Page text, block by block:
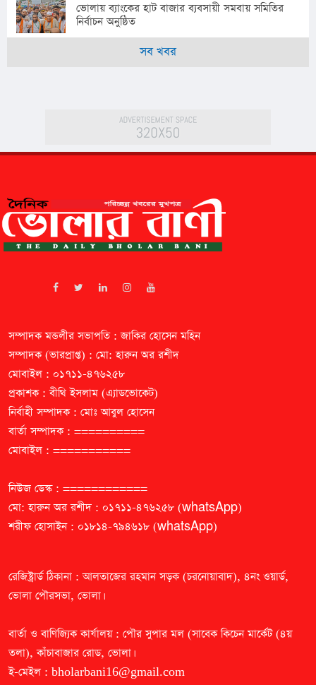
ভোলায় ব্যাংকের হাট বাজার ব্যবসায়ী সমবায় সমিতির
নির্বাচন অনুষ্ঠিত
সব খবর
সম্পাদক মন্ডলীর সভাপতি : জাকির হোসেন মহিন
সম্পাদক (ভারপ্রাপ্ত) : মো: হারুন অর রশীদ
মোবাইল : ০১৭১১-৪৭৬২৫৮
প্রকাশক : বীথি ইসলাম (এ্যাডভোকেট)
নির্বাহী সম্পাদক : মোঃ আবুল হোসেন
বার্তা সম্পাদক : ==========
মোবাইল : ===========
নিউজ ডেস্ক : ============
মো: হারুন অর রশীদ : ০১৭১১-৪৭৬২৫৮ (whatsApp)
শরীফ হোসাইন : ০১৮১৪-৭৯৪৬১৮ (whatsApp)
রেজিষ্ট্রার্ড ঠিকানা : আলতাজের রহমান সড়ক (চরনোয়াবাদ), ৪নং ওয়ার্ড,
ভোলা পৌরসভা, ভোলা।
বার্তা ও বাণিজ্যিক কার্যালয় : পৌর সুপার মল (সাবেক কিচেন মার্কেট (৪য়
তলা), কাঁচাবাজার রোড, ভোলা।
ই-মেইল : bholarbani16@gmail.com